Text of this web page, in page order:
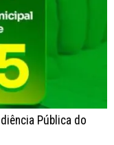
Pública do